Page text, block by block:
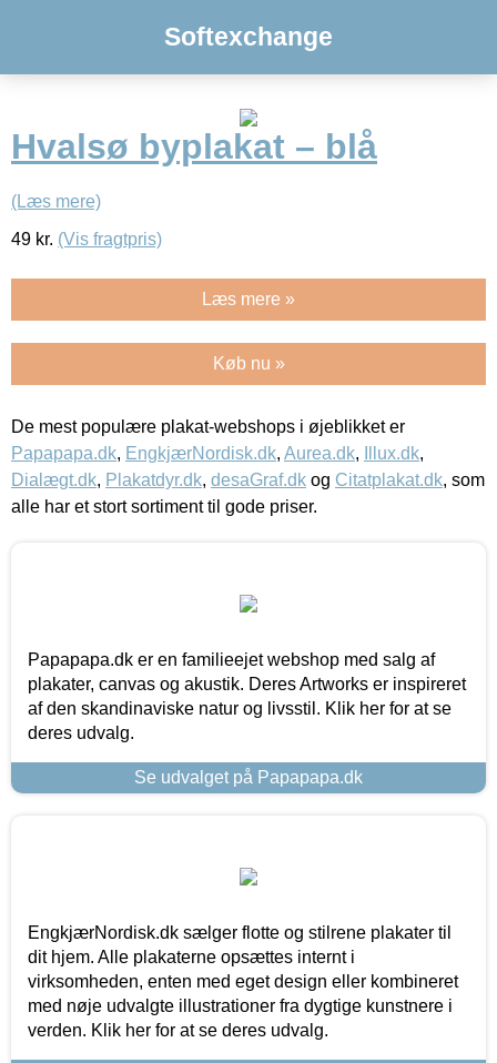
Softexchange
Hvalsø byplakat – blå
(Læs mere)
49 kr. (Vis fragtpris)
Læs mere »
Køb nu »
De mest populære plakat-webshops i øjeblikket er
Papapapa.dk, EngkjærNordisk.dk, Aurea.dk, Illux.dk,
Dialægt.dk, Plakatdyr.dk, desaGraf.dk og Citatplakat.dk, som
alle har et stort sortiment til gode priser.
Papapapa.dk er en familieejet webshop med salg af
plakater, canvas og akustik. Deres Artworks er inspireret
af den skandinaviske natur og livsstil. Klik her for at se
deres udvalg.
Se udvalget på Papapapa.dk
EngkjærNordisk.dk sælger flotte og stilrene plakater til
dit hjem. Alle plakaterne opsættes internt i
virksomheden, enten med eget design eller kombineret
med nøje udvalgte illustrationer fra dygtige kunstnere i
verden. Klik her for at se deres udvalg.